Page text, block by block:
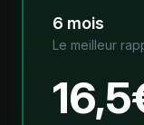
6 mois
Le meilleur
16,5